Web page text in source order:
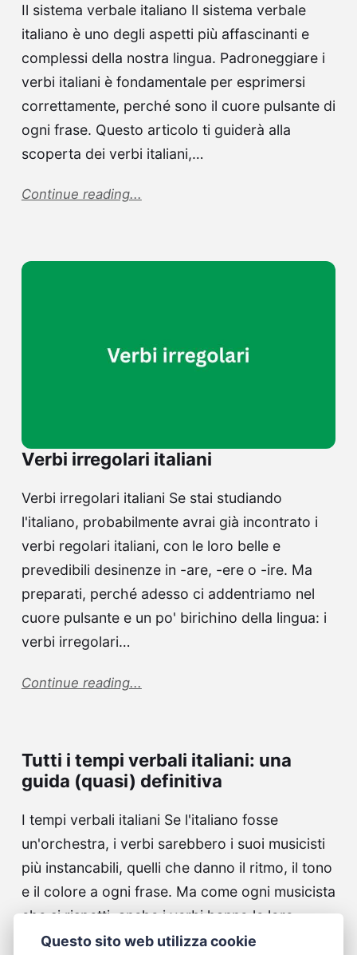
Il sistema verbale italiano Il sistema verbale
italiano è uno degli aspetti più affascinanti e
complessi della nostra lingua. Padroneggiare i
verbi italiani è fondamentale per esprimersi
correttamente, perché sono il cuore pulsante di
ogni frase. Questo articolo ti guiderà alla
scoperta dei verbi italiani,…
Continue reading...
Verbi irregolari italiani
Verbi irregolari italiani Se stai studiando
l'italiano, probabilmente avrai già incontrato i
verbi regolari italiani, con le loro belle e
prevedibili desinenze in -are, -ere o -ire. Ma
preparati, perché adesso ci addentriamo nel
cuore pulsante e un po' birichino della lingua: i
verbi irregolari…
Continue reading...
Tutti i tempi verbali italiani: una
guida (quasi) definitiva
I tempi verbali italiani Se l'italiano fosse
un'orchestra, i verbi sarebbero i suoi musicisti
più instancabili, quelli che danno il ritmo, il tono
e il colore a ogni frase. Ma come ogni musicista
che si rispetti, anche i verbi hanno le loro
"sfumature", ovvero i…
Questo sito web utilizza cookie